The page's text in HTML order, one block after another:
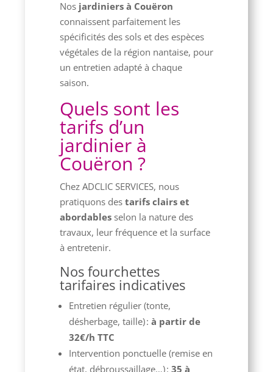
Nos jardiniers à Couëron
connaissent parfaitement les
spécificités des sols et des espèces
végétales de la région nantaise, pour
un entretien adapté à chaque
saison.
Quels sont les
tarifs d’un
jardinier à
Couëron ?
Chez ADCLIC SERVICES, nous
pratiquons des tarifs clairs et
abordablesselon la nature des
travaux, leur fréquence et la surface
à entretenir.
Nos fourchettes
tarifaires indicatives
Entretien régulier (tonte,
désherbage, taille) : à partir de
32€/h TTC
Intervention ponctuelle (remise en
état, débroussaillage…) : 35 à